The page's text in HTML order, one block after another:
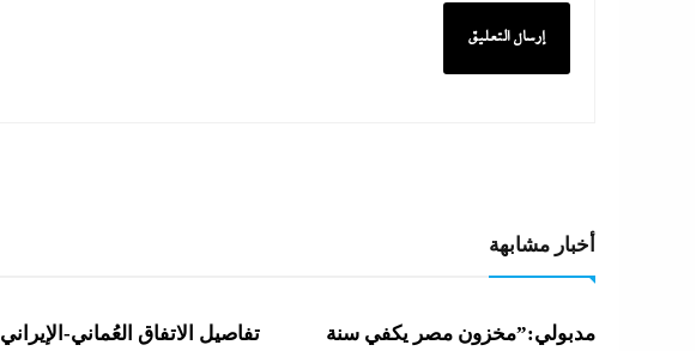
أخبار مشابهة
مدبولي:”مخزون مصر يكفي سنة تفاصيل الاتفاق العُماني-الإيراني